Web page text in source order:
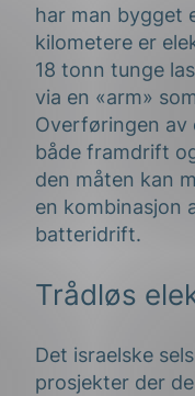
har man bygget
kilometere er
18 tonn tunge
via en «arm»
Overføringen
både framdrift
den måten kan
en kombinasjon
batteridrift.
Trådløs
Det israelske
prosjekter der